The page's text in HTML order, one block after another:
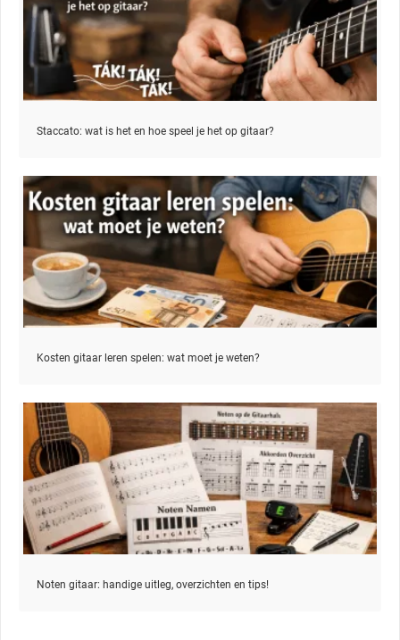
Staccato: wat is het en hoe speel je het op gitaar?
Kosten gitaar leren spelen: wat moet je weten?
Noten gitaar: handige uitleg, overzichten en tips!